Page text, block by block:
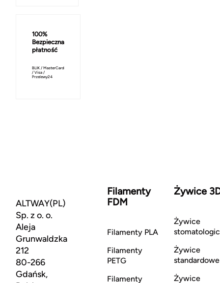
100%
Bezpieczna
płatność
BLIK / MasterCard
/ Visa /
Przelewy24
ALTWAY(PL)
Sp. z o. o.
Aleja
Grunwaldzka
212
80-266
Gdańsk,
Filamenty
FDM
Filamenty PLA
Filamenty
PETG
Filamenty
Żywice
Żywice
Żywice
standardowe
Żywice